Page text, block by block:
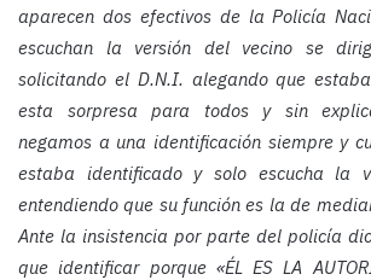
aparecen dos efectivos de la Policía
escuchan la versión del vecino se
solicitando el D.N.I. alegando que
esta sorpresa para todos y sin
negamos a una identificación siempre y
estaba identificado y solo escucha la
entendiendo que su función es la de
Ante la insistencia por parte del policía
que identificar porque «ÉL ES LA